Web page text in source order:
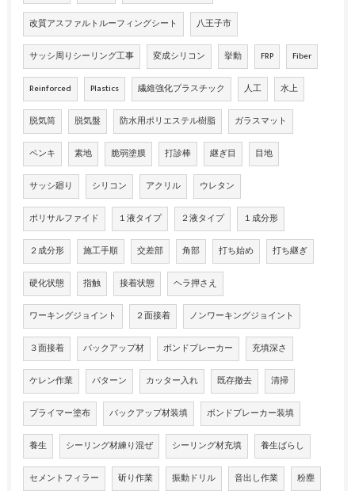
改質アスファルトルーフィングシート 八王子市
サッシ周りシーリング工事 変成シリコン 挙動 FRP Fiber
Reinforced Plastics 繊維強化プラスチック 人工 水上
脱気筒 脱気盤 防水用ポリエステル樹脂 ガラスマット
ペンキ 素地 脆弱塗膜 打診棒 継ぎ目 目地
サッシ廻り シリコン アクリル ウレタン
ポリサルファイド １液タイプ ２液タイプ １成分形
２成分形 施工手順 交差部 角部 打ち始め 打ち継ぎ
硬化状態 指触 接着状態 ヘラ押さえ
ワーキングジョイント ２面接着 ノンワーキングジョイント
３面接着 バックアップ材 ボンドブレーカー 充填深さ
ケレン作業 パターン カッター入れ 既存撤去 清掃
プライマー塗布 バックアップ材装填 ボンドブレーカー装填
養生 シーリング材練り混ぜ シーリング材充填 養生ばらし
セメントフィラー 斫り作業 振動ドリル 音出し作業 粉塵